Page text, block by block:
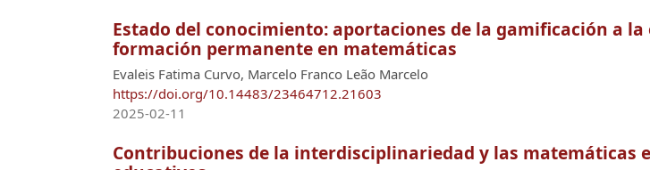
Estado del conocimiento: aportaciones de la gamificación a la
formación permanente en matemáticas
Evaleis Fatima Curvo, Marcelo Franco Leão Marcelo
https://doi.org/10.14483/23464712.21603
2025-02-11
Contribuciones de la interdisciplinariedad y las matemáticas